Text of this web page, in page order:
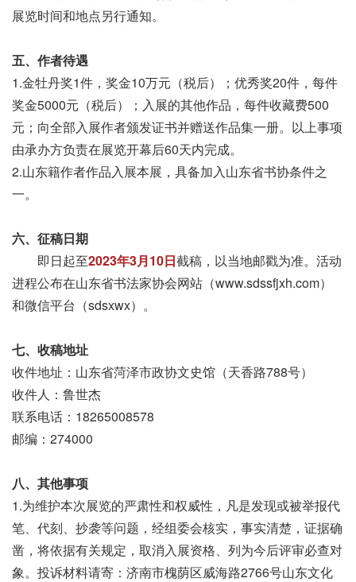
展览时间和地点另行通知。
五、作者待遇
1.金牡丹奖1件，奖金10万元（税后）；优秀奖20件，每件
奖金5000元（税后）；入展的其他作品，每件收藏费500
元；向全部入展作者颁发证书并赠送作品集一册。以上事项
由承办方负责在展览开幕后60天内完成。
2.山东籍作者作品入展本展，具备加入山东省书协条件之
一。
六、征稿日期
即日起至2023年3月10日截稿，以当地邮戳为准。活动
进程公布在山东省书法家协会网站（www.sdssfjxh.com）
和微信平台（sdsxwx）。
七、收稿地址
收件地址：山东省菏泽市政协文史馆（天香路788号）
收件人：鲁世杰
联系电话：18265008578
邮编：274000
八、其他事项
1.为维护本次展览的严肃性和权威性，凡是发现或被举报代
笔、代刻、抄袭等问题，经组委会核实，事实清楚，证据确
凿，将依据有关规定，取消入展资格、列为今后评审必查对
象。投诉材料请寄：济南市槐荫区威海路2766号山东文化